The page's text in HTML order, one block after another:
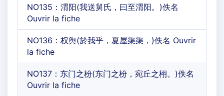
NO135：渭阳(我送舅氏，曰至渭阳。)佚名
Ouvrir la fiche
NO136：权舆(於我乎，夏屋渠渠，)佚名 Ouvrir
la fiche
NO137：东门之枌(东门之枌，宛丘之栩。)佚名
Ouvrir la fiche